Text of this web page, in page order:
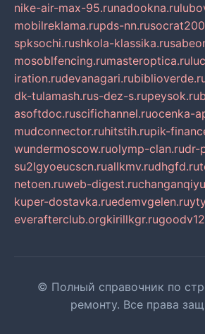
nike-air-max-95.runadookna.ru
mobilreklama.rupds-nn.ru
spksochi.rushkola-klassika.ru
mosoblfencing.rumasteroptica.ru
iration.rudevanagari.ru
dk-tulamash.rus-dez-s.rupeysok.ru
asoftdoc.ruscifichannel.ruocenka-
mudconnector.ruhitstih.rupik-
wundermoscow.ruolymp-clan.rudr-
su2lgyoeucscn.ruallkmv.rudhgfd.ru
netoen.ruweb-digest.ru
kuper-dostavka.ruedemvgelen.ru
everafterclub.orgkirillkgr.ru
© Полный справочник по
ремонту. Все права